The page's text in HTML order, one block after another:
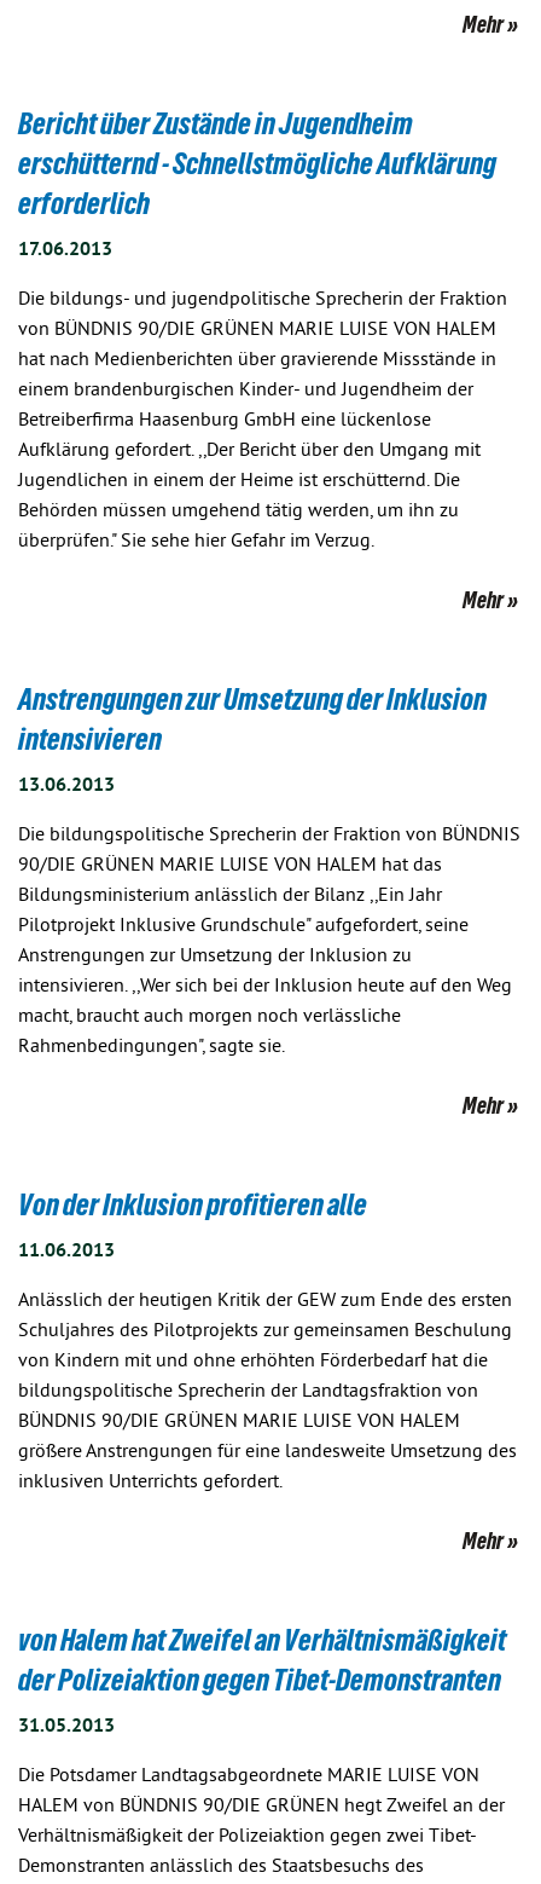
Mehr
Bericht über Zustände in Jugendheim
erschütternd - Schnellstmögliche Aufklärung
erforderlich
17.06.2013
Die bildungs- und jugendpolitische Sprecherin der Fraktion
von BÜNDNIS 90/DIE GRÜNEN MARIE LUISE VON HALEM
hat nach Medienberichten über gravierende Missstände in
einem brandenburgischen Kinder- und Jugendheim der
Betreiberfirma Haasenburg GmbH eine lückenlose
Aufklärung gefordert. ,,Der Bericht über den Umgang mit
Jugendlichen in einem der Heime ist erschütternd. Die
Behörden müssen umgehend tätig werden, um ihn zu
überprüfen." Sie sehe hier Gefahr im Verzug.
Mehr
Anstrengungen zur Umsetzung der Inklusion
intensivieren
13.06.2013
Die bildungspolitische Sprecherin der Fraktion von BÜNDNIS
90/DIE GRÜNEN MARIE LUISE VON HALEM hat das
Bildungsministerium anlässlich der Bilanz ,,Ein Jahr
Pilotprojekt Inklusive Grundschule" aufgefordert, seine
Anstrengungen zur Umsetzung der Inklusion zu
intensivieren. ,,Wer sich bei der Inklusion heute auf den Weg
macht, braucht auch morgen noch verlässliche
Rahmenbedingungen", sagte sie.
Mehr
Von der Inklusion profitieren alle
11.06.2013
Anlässlich der heutigen Kritik der GEW zum Ende des ersten
Schuljahres des Pilotprojekts zur gemeinsamen Beschulung
von Kindern mit und ohne erhöhten Förderbedarf hat die
bildungspolitische Sprecherin der Landtagsfraktion von
BÜNDNIS 90/DIE GRÜNEN MARIE LUISE VON HALEM
größere Anstrengungen für eine landesweite Umsetzung des
inklusiven Unterrichts gefordert.
Mehr
von Halem hat Zweifel an Verhältnismäßigkeit
der Polizeiaktion gegen Tibet-Demonstranten
31.05.2013
Die Potsdamer Landtagsabgeordnete MARIE LUISE VON
HALEM von BÜNDNIS 90/DIE GRÜNEN hegt Zweifel an der
Verhältnismäßigkeit der Polizeiaktion gegen zwei Tibet-
Demonstranten anlässlich des Staatsbesuchs des